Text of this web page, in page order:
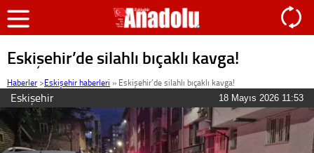
Eskişehir’de silahlı bıçaklı kavga!
Haberler >Eskişehir haberleri » Eskişehir’de silahlı bıçaklı kavga!
Eskişehir 18 Mayıs 2026 11:53